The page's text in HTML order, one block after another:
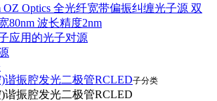
OZ Optics 全光纤宽带偏振纠缠光子源 双
80nm 波长精度2nm
应用的光子对源
谐振腔发光二极管RCLED子分类
谐振腔发光二极管RCLED